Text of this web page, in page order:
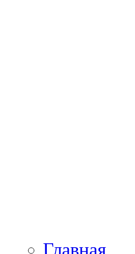
Главная